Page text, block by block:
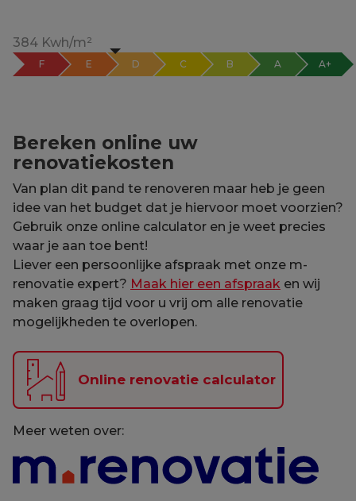
384 Kwh/m²
F E D C B A A+
Bereken online uw
renovatiekosten
Van plan dit pand te renoveren maar heb je geen
idee van het budget dat je hiervoor moet voorzien?
Gebruik onze online calculator en je weet precies
waar je aan toe bent!
Liever een persoonlijke afspraak met onze m-
renovatie expert? Maak hier een afspraak en wij
maken graag tijd voor u vrij om alle renovatie
mogelijkheden te overlopen.
Online renovatie calculator
Meer weten over: